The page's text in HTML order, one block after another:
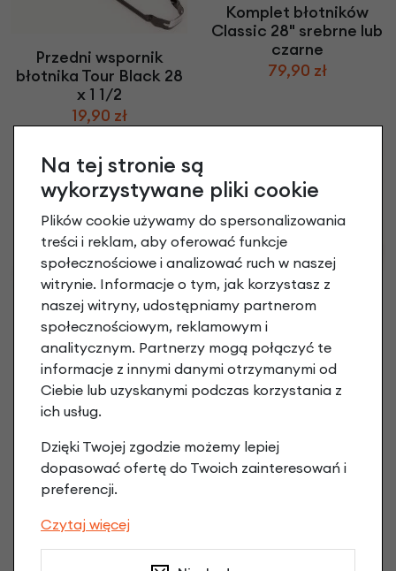
Przedni wspornik
błotnika Tour Black 28
x 1 1/2
19,90 zł
Komplet błotników
Classic 28" srebrne lub
czarne
79,90 zł
Wspornik błotnika Tour
Black Mat 28 x 1 1/2
19,90 zł
Wspornik błotnika
Holland Retro 26"
Na tej stronie są
wykorzystywane pliki cookie
Plików cookie używamy do spersonalizowania
treści i reklam, aby oferować funkcje
społecznościowe i analizować ruch w naszej
witrynie. Informacje o tym, jak korzystasz z
naszej witryny, udostępniamy partnerom
społecznościowym, reklamowym i
analitycznym. Partnerzy mogą połączyć te
informacje z innymi danymi otrzymanymi od
Ciebie lub uzyskanymi podczas korzystania z
ich usług.
Dzięki Twojej zgodzie możemy lepiej
dopasować ofertę do Twoich zainteresowań i
preferencji.
Czytaj więcej